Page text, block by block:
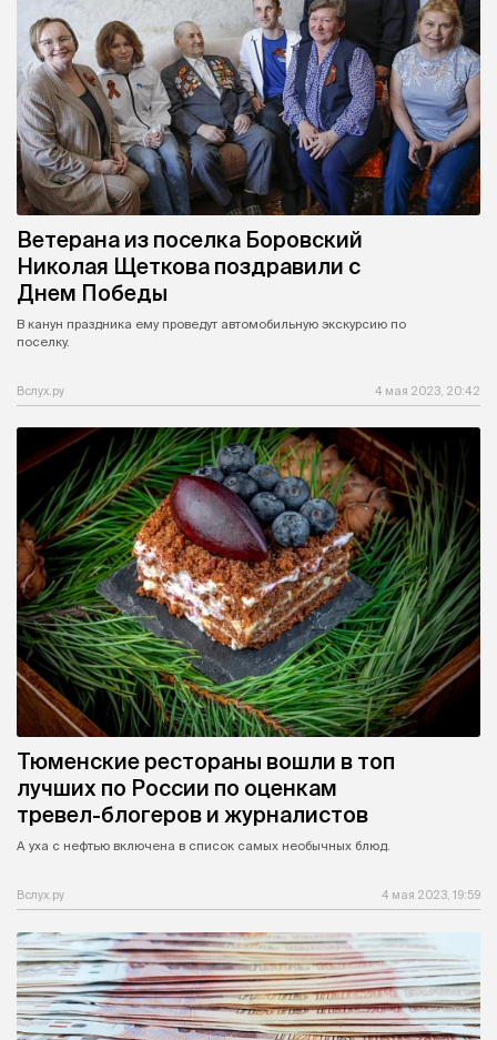
Ветерана из поселка Боровский
Николая Щеткова поздравили с
Днем Победы
В канун праздника ему проведут автомобильную экскурсию по
поселку.
Вслух.ру 4 мая 2023, 20:42
Тюменские рестораны вошли в топ
лучших по России по оценкам
тревел-блогеров и журналистов
А уха с нефтью включена в список самых необычных блюд.
Вслух.ру 4 мая 2023, 19:59